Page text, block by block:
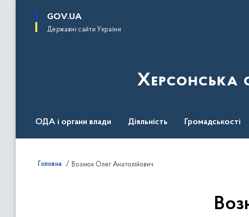
основного
GOV.UA
Державні сайти України
Херсонська
ОДА і органи влади Діяльність Громадськості
Головна Вознюк Олег Анатолійович